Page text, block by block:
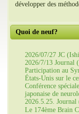
développer des
Quoi de neuf?
2026/07/27 JC
2026/7/13 Journal
Participation au
États-Unis sur le
Conférence
japonaise de
2026.5.25. Journal
Le 174ème Brain